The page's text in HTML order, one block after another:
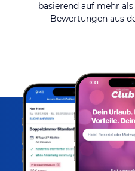
basierend auf mehr
Bewertungen aus